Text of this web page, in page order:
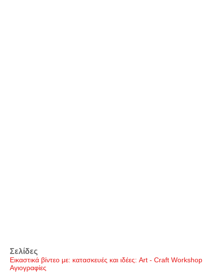
Σελίδες
Εικαστικά βίντεο με: κατασκευές και ιδέες: Art - Craft Workshop
Αγιογραφίες